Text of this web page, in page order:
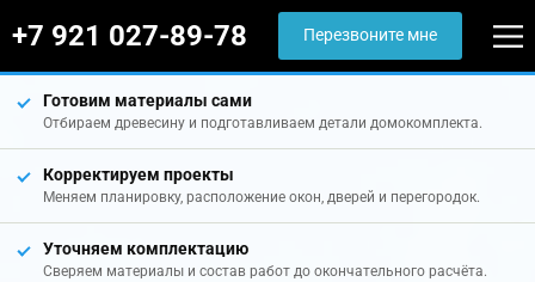
+7 921 027-89-78 Перезвоните мне
Готовим материалы сами
Отбираем древесину и подготавливаем детали домокомплекта.
Корректируем проекты
Меняем планировку, расположение окон, дверей и перегородок.
Уточняем комплектацию
Сверяем материалы и состав работ до окончательного расчёта.